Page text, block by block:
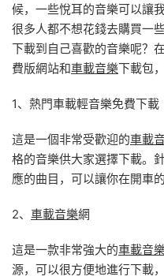
候，一些悅耳的音樂可以讓
很多人都不想花錢去購買一
下載到自己喜歡的音樂呢？
費版網站和車載音樂下載包
1、熱門車載輕音樂免費下載
這是一個非常受歡迎的車載
格的音樂供大家選擇下載。
應的曲目，可以讓你在開車
2、 車載音樂網
這是一款非常強大的車載音
源，可以很方便地進行下載